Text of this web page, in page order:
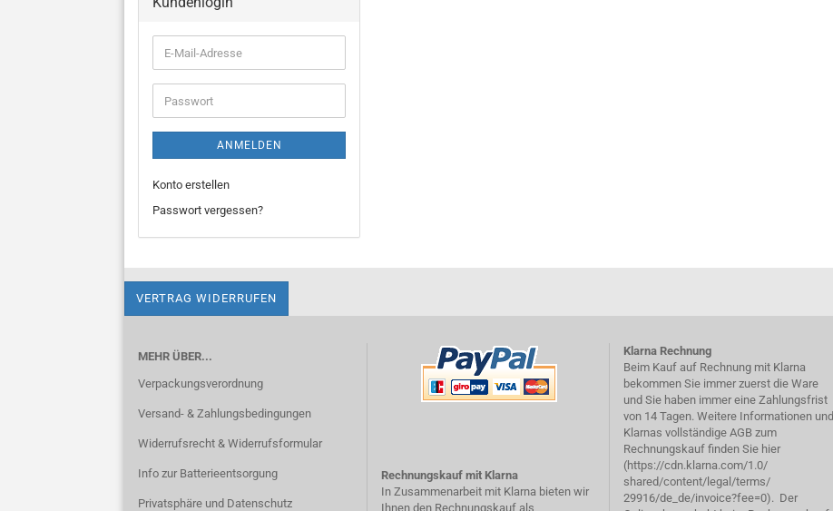
E-
Mail-
Adresse
Passwort
ANMELDEN
Konto erstellen
Passwort vergessen?
VERTRAG WIDERRUFEN
MEHR ÜBER...
Verpackungsverordnung
Versand- & Zahlungsbedingungen
Widerrufsrecht & Widerrufsformular
Info zur Batterieentsorgung
Privatsphäre und Datenschutz
Rechnungskauf mit Klarna
In Zusammenarbeit mit Klarna bieten wir
Ihnen den Rechnungskauf als
Klarna Rechnung
Beim Kauf auf Rechnung mit Klarna
bekommen Sie immer zuerst die Ware
und Sie haben immer eine Zahlungsfrist
von 14 Tagen. Weitere Informationen und
Klarnas vollständige AGB zum
Rechnungskauf finden Sie hier
(https://cdn.klarna.com/1.0/
shared/content/legal/terms/
29916/de_de/invoice?fee=0). Der